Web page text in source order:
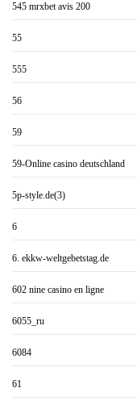
545 mrxbet avis 200
55
555
56
59
59-Online casino deutschland
5p-style.de(3)
6
6. ekkw-weltgebetstag.de
602 nine casino en ligne
6055_ru
6084
61